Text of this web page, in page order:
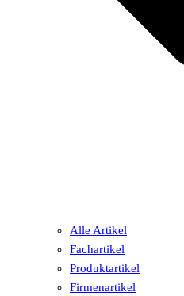
Alle Artikel
Fachartikel
Produktartikel
Firmenartikel